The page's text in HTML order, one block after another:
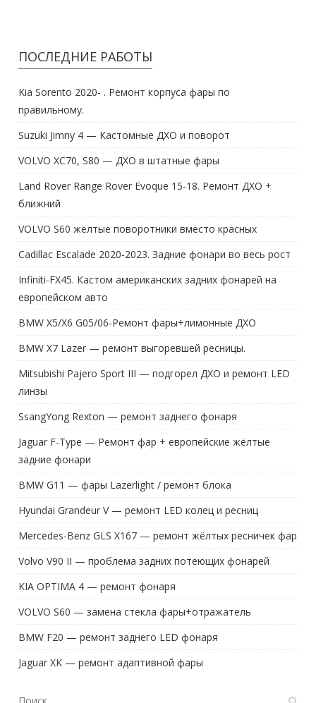
ПОСЛЕДНИЕ РАБОТЫ
Kia Sorento 2020- . Ремонт корпуса фары по
правильному.
Suzuki Jimny 4 — Кастомные ДХО и поворот
VOLVO XC70, S80 — ДХО в штатные фары
Land Rover Range Rover Evoque 15-18. Ремонт ДХО +
ближний
VOLVO S60 жёлтые поворотники вместо красных
Cadillac Escalade 2020-2023. Задние фонари во весь рост
Infiniti-FX45. Кастом американских задних фонарей на
европейском авто
BMW X5/X6 G05/06-Ремонт фары+лимонные ДХО
BMW X7 Lazer — ремонт выгоревшей ресницы.
Mitsubishi Pajero Sport III — подгорел ДХО и ремонт LED
линзы
SsangYong Rexton — ремонт заднего фонаря
Jaguar F-Type — Ремонт фар + европейские жёлтые
задние фонари
BMW G11 — фары Lazerlight / ремонт блока
Hyundai Grandeur V — ремонт LED колец и ресниц
Mercedes-Benz GLS X167 — ремонт жёлтых ресничек фар
Volvo V90 II — проблема задних потеющих фонарей
KIA OPTIMA 4 — ремонт фонаря
VOLVO S60 — замена стекла фары+отражатель
BMW F20 — ремонт заднего LED фонаря
Jaguar XK — ремонт адаптивной фары